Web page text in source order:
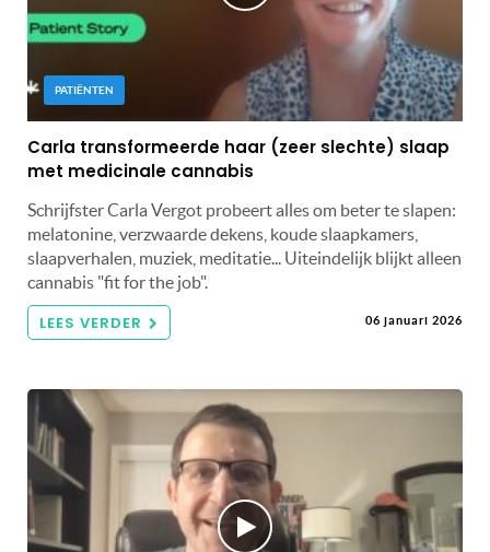
PATIËNTEN
Carla transformeerde haar (zeer slechte) slaap
met medicinale cannabis
Schrijfster Carla Vergot probeert alles om beter te slapen:
melatonine, verzwaarde dekens, koude slaapkamers,
slaapverhalen, muziek, meditatie... Uiteindelijk blijkt alleen
cannabis "fit for the job".
LEES VERDER 06 januari 2026